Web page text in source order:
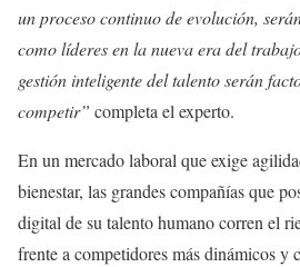
un proceso continuo de evolución,
como líderes en la nueva era del
gestión inteligente del talento serán
competir” completa el experto.
En un mercado laboral que exige
bienestar, las grandes compañías que
digital de su talento humano corren el
frente a competidores más dinámicos y